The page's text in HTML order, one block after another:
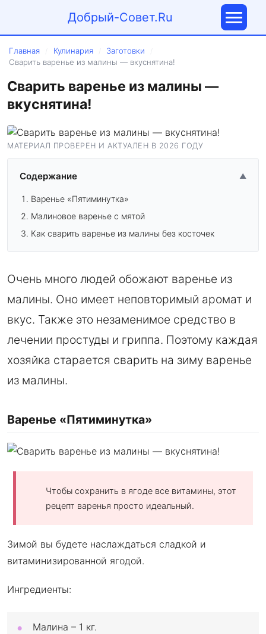
Добрый-Совет.Ru
Главная Кулинария Заготовки
Сварить варенье из малины — вкуснятина!
Сварить варенье из малины —
вкуснятина!
МАТЕРИАЛ ПРОВЕРЕН И АКТУАЛЕН В 2026 ГОДУ
Содержание ▲
Варенье «Пятиминутка»
Малиновое варенье с мятой
Как сварить варенье из малины без косточек
Очень много людей обожают варенье из
малины. Оно имеет неповторимый аромат и
вкус. Также это незаменимое средство в
лечении простуды и гриппа. Поэтому каждая
хозяйка старается сварить на зиму варенье
из малины.
Варенье «Пятиминутка»
Чтобы сохранить в ягоде все витамины, этот
рецепт варенья просто идеальный.
Зимой вы будете наслаждаться сладкой и
витаминизированной ягодой.
Ингредиенты:
Малина – 1 кг.